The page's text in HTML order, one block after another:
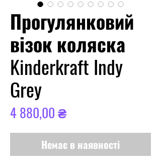
Прогулянковий
візок коляска
Kinderkraft Indy
Grey
4 880,00 ₴Ціна
Немає в наявності